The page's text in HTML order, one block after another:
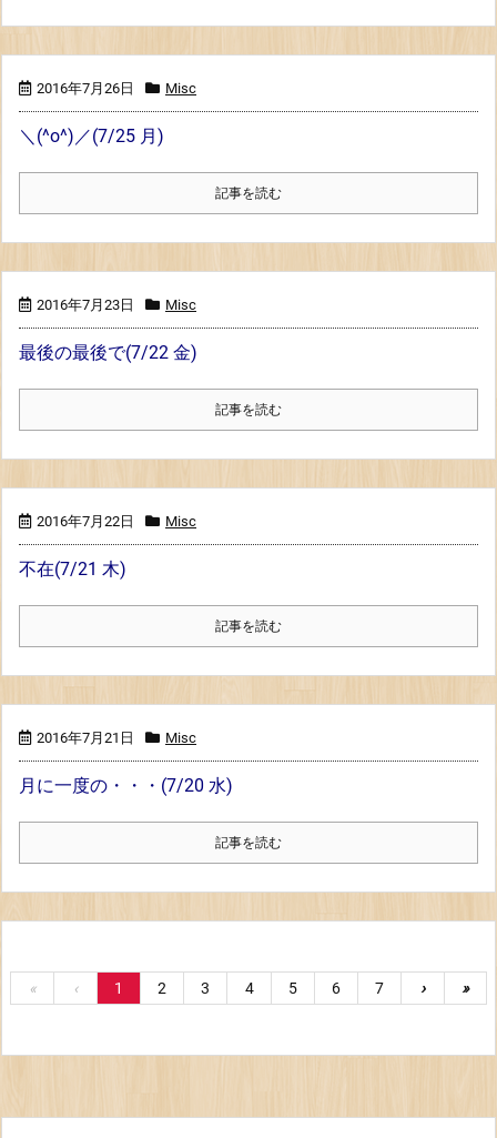
2016年7月26日 Misc
＼(^o^)／(7/25 月)
記事を読む
2016年7月23日 Misc
最後の最後で(7/22 金)
記事を読む
2016年7月22日 Misc
不在(7/21 木)
記事を読む
2016年7月21日 Misc
月に一度の・・・(7/20 水)
記事を読む
« ‹ 1 2 3 4 5 6 7 › »